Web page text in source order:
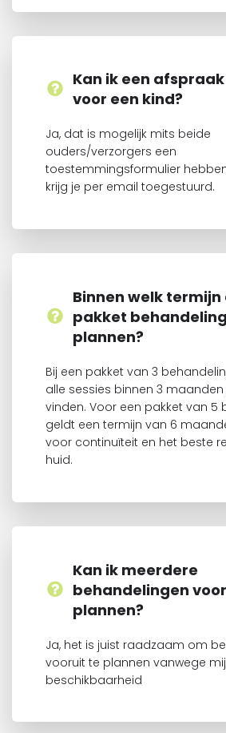
Kan ik een
voor een kind?
Ja, dat is mogelijk mits beide
ouders/verzorgers een
toestemmingsformulier
krijg je per email toegestuurd.
Binnen welk termijn
pakket
plannen?
Bij een pakket van 3
alle sessies binnen 3
vinden. Voor een pakket van 5
geldt een termijn van 6
voor continuïteit en het beste
huid.
Kan ik meerdere
behandelingen
plannen?
Ja, het is juist raadzaam om
vooruit te plannen vanwege
beschikbaarheid